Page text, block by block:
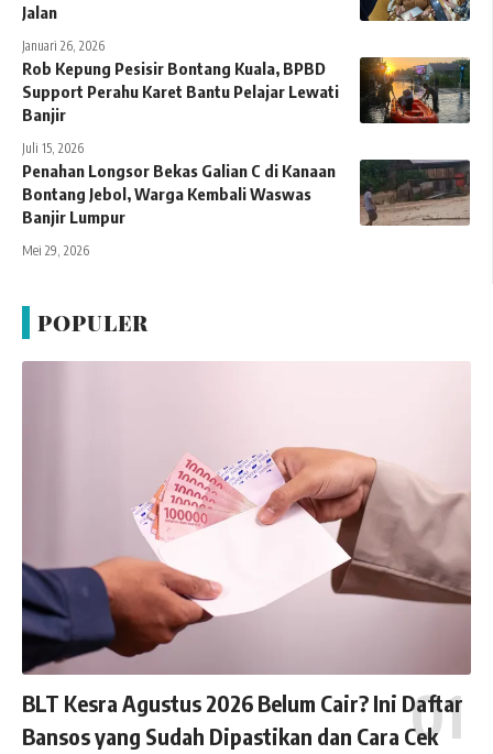
Jalan
Januari 26, 2026
Rob Kepung Pesisir Bontang Kuala, BPBD
Support Perahu Karet Bantu Pelajar Lewati
Banjir
Juli 15, 2026
Penahan Longsor Bekas Galian C di Kanaan
Bontang Jebol, Warga Kembali Waswas
Banjir Lumpur
Mei 29, 2026
POPULER
BLT Kesra Agustus 2026 Belum Cair? Ini Daftar
Bansos yang Sudah Dipastikan dan Cara Cek